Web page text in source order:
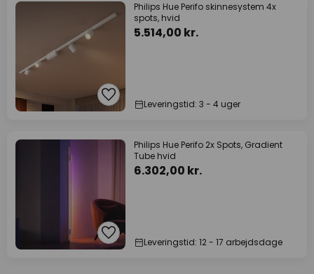
Philips Hue Perifo skinnesystem 4x
spots, hvid
5.514,00 kr.
Leveringstid: 3 - 4 uger
Philips Hue Perifo 2x Spots, Gradient
Tube hvid
6.302,00 kr.
Leveringstid: 12 - 17 arbejdsdage